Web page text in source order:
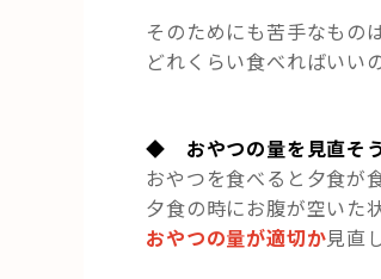
そのためにも苦手なもの
どれくらい食べればいい
◆ おやつの量を見直そ
おやつを食べると夕食が
夕食の時にお腹が空いた
おやつの量が適切か見直